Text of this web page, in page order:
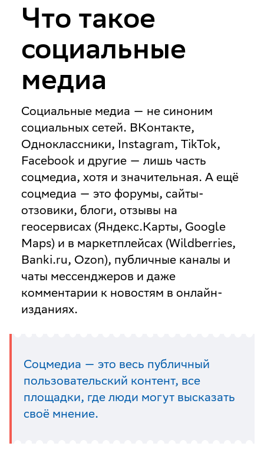
Что такое
социальные
медиа
Социальные медиа — не синоним
социальных сетей. ВКонтакте,
Одноклассники, Instagram, TikTok,
Facebook и другие — лишь часть
соцмедиа, хотя и значительная. А ещё
соцмедиа — это форумы, сайты-
отзовики, блоги, отзывы на
геосервисах (Яндекс.Карты, Google
Maps) и в маркетплейсах (Wildberries,
Banki.ru, Ozon), публичные каналы и
чаты мессенджеров и даже
комментарии к новостям в онлайн-
изданиях.
Соцмедиа — это весь публичный
пользовательский контент, все
площадки, где люди могут высказать
своё мнение.